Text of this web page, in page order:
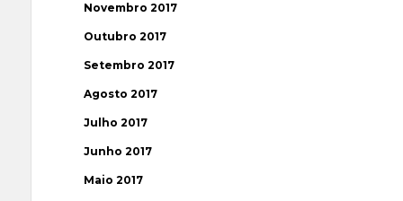
Novembro 2017
Outubro 2017
Setembro 2017
Agosto 2017
Julho 2017
Junho 2017
Maio 2017